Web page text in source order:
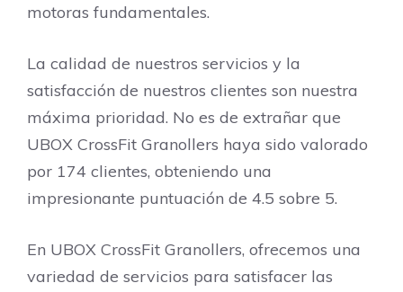
motoras fundamentales.
La calidad de nuestros servicios y la
satisfacción de nuestros clientes son nuestra
máxima prioridad. No es de extrañar que
UBOX CrossFit Granollers haya sido valorado
por 174 clientes, obteniendo una
impresionante puntuación de 4.5 sobre 5.
En UBOX CrossFit Granollers, ofrecemos una
variedad de servicios para satisfacer las